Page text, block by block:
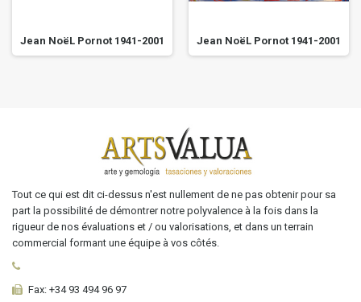
Jean NoëL Pornot 1941-2001 Jean NoëL Pornot 1941-2001
Tout ce qui est dit ci-dessus n'est nullement de ne pas obtenir pour sa
part la possibilité de démontrer notre polyvalence à la fois dans la
rigueur de nos évaluations et / ou valorisations, et dans un terrain
commercial formant une équipe à vos côtés.
Fax: +34 93 494 96 97